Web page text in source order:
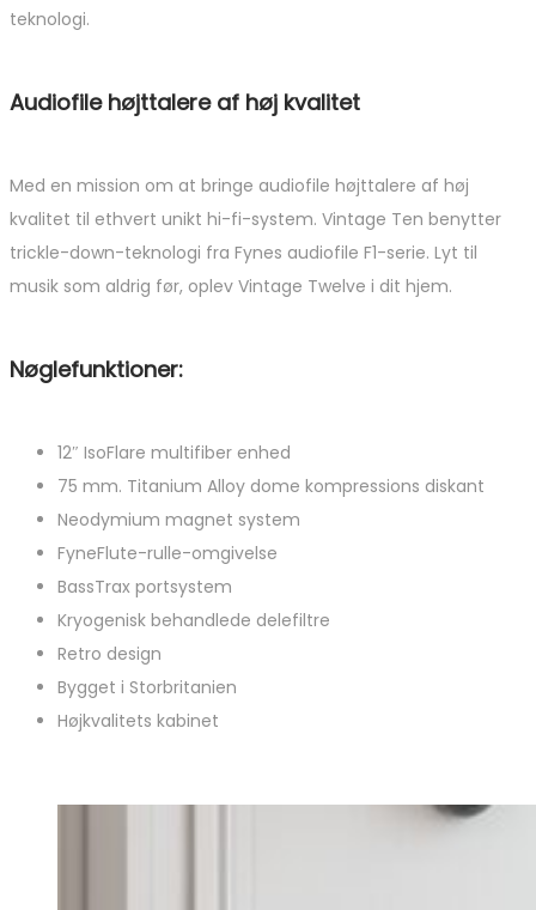
teknologi.
Audiofile højttalere af høj kvalitet
Med en mission om at bringe audiofile højttalere af høj
kvalitet til ethvert unikt hi-fi-system. Vintage Ten benytter
trickle-down-teknologi fra Fynes audiofile F1-serie. Lyt til
musik som aldrig før, oplev Vintage Twelve i dit hjem.
Nøglefunktioner:
12″ IsoFlare multifiber enhed
75 mm. Titanium Alloy dome kompressions diskant
Neodymium magnet system
FyneFlute-rulle-omgivelse
BassTrax portsystem
Kryogenisk behandlede delefiltre
Retro design
Bygget i Storbritanien
Højkvalitets kabinet